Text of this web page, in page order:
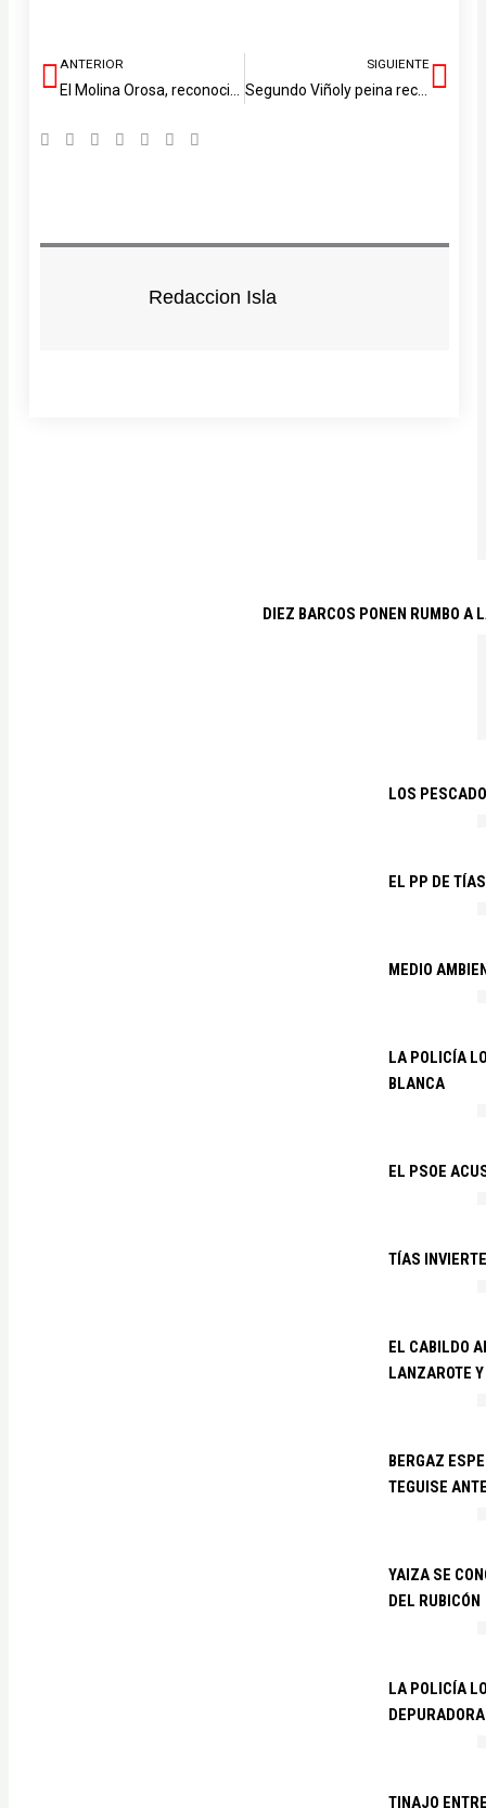
Ant
ANTERIOR SIGUIENTE
Redaccion Isla
DIEZ BARCOS PONEN RUMBO A
LOS
EL PP DE
MEDIO
LA POLICÍA
BLANCA
EL PSOE
TÍAS
EL CABILDO
LANZAROTE
BERGAZ
TEGUISE
YAIZA SE
DEL RUBICÓN
LA POLICÍA
TINAJO